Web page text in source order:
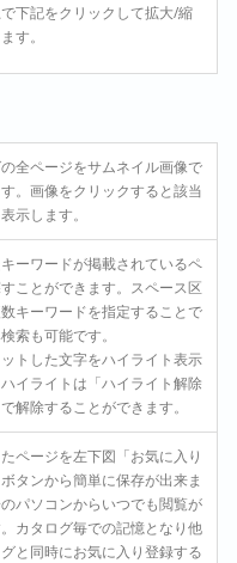
下記をクリックして拡大/縮
す。
全ページをサムネイル画像で
。画像をクリックすると該当
示します。
ーワードが掲載されているペ
ことができます。スペース区
キーワードを指定することで
索も可能です。
トした文字をハイライト表示
イライトは「ハイライト解除
解除することができます。
ページを左下図「お気に入り
タンから簡単に保存が出来ま
パソコンからいつでも閲覧が
カタログ毎での記憶となり他
と同時にお気に入り登録する